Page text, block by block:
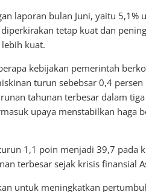
laporan bulan Juni, yaitu 5,1%
tetap kuat dan
kuat.
kebijakan pemerintah
turun sebebsar 0,4 persen
tahunan terbesar dalam
upaya menstabilkan haga
1,1 poin menjadi 39,7 pada
terbesar sejak krisis finansial
untuk meningkatkan